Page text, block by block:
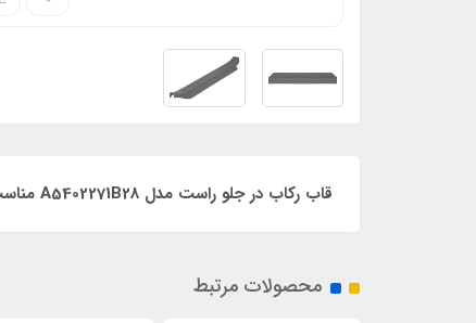
قاب رکاب در جلو راست مدل A5402271B28 مناسب برای خودروهای لیفان LF-X50
محصولات مرتبط